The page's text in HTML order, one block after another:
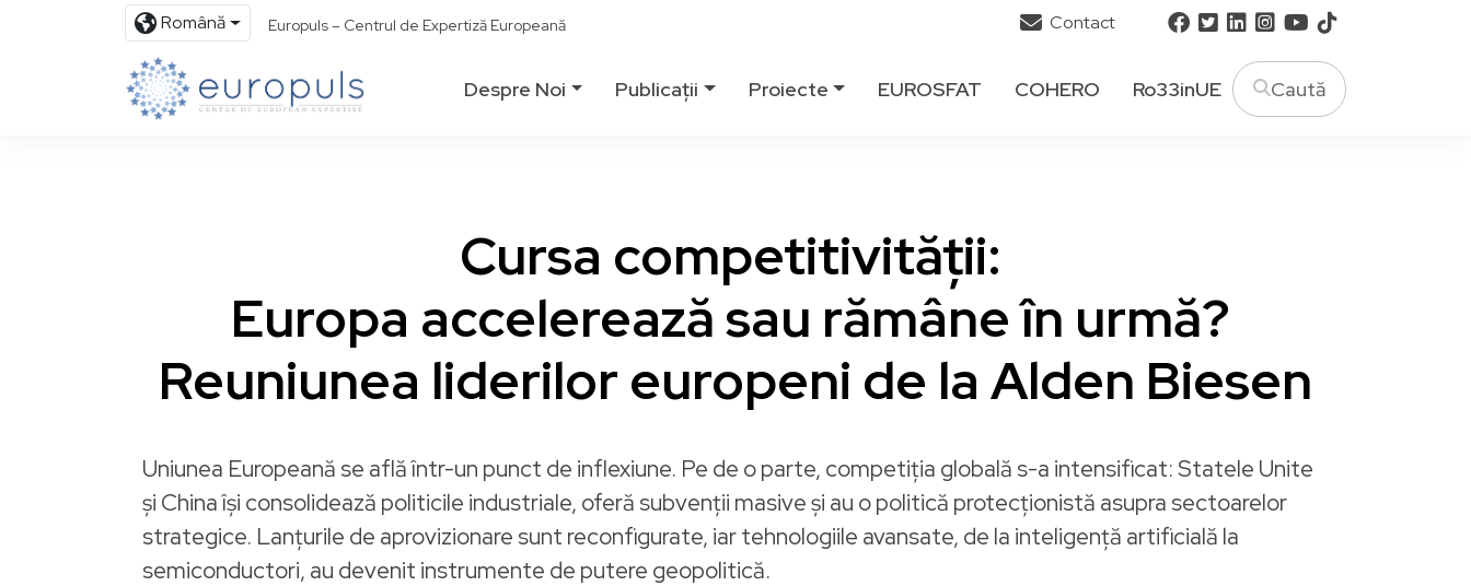
Română Europuls – Centrul de Expertiză Europeană Contact
Despre Noi Publicații Proiecte EUROSFAT COHERO Ro33inUE
Cursa competitivității:
Europa accelerează sau rămâne în urmă?
Reuniunea liderilor europeni de la Alden Biesen
Uniunea Europeană se află într-un punct de inflexiune. Pe de o parte, competiția globală s-a intensificat: Statele Unite
și China își consolidează politicile industriale, oferă subvenții masive și au o politică protecționistă asupra sectoarelor
strategice. Lanțurile de aprovizionare sunt reconfigurate, iar tehnologiile avansate, de la inteligență artificială la
semiconductori, au devenit instrumente de putere geopolitică.